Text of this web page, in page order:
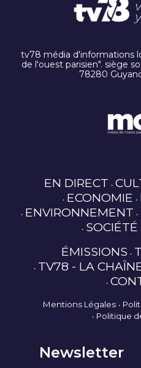
tv78 média d'informations
de l'ouest parisien". siège
78280
EN DIRECT
ECONOMIE
ENVIRONNEMENT
SOCIÉTÉ
ÉMISSIONS
TV78 - LA
Mentions Légales
Politique
Newsletter